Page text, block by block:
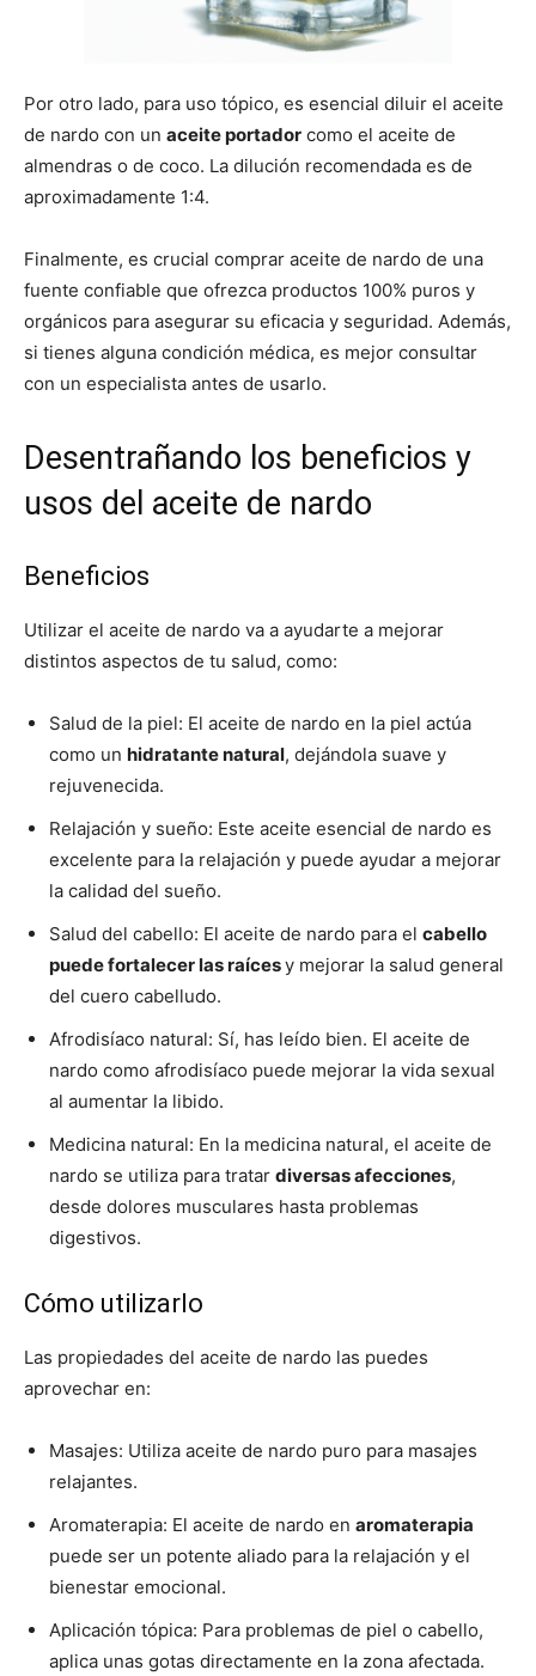
Por otro lado, para uso tópico, es esencial diluir el aceite
de nardo con un aceite portador como el aceite de
almendras o de coco. La dilución recomendada es de
aproximadamente 1:4.
Finalmente, es crucial comprar aceite de nardo de una
fuente confiable que ofrezca productos 100% puros y
orgánicos para asegurar su eficacia y seguridad. Además,
si tienes alguna condición médica, es mejor consultar
con un especialista antes de usarlo.
Desentrañando los beneficios y
usos del aceite de nardo
Beneficios
Utilizar el aceite de nardo va a ayudarte a mejorar
distintos aspectos de tu salud, como:
Salud de la piel: El aceite de nardo en la piel actúa
como un hidratante natural, dejándola suave y
rejuvenecida.
Relajación y sueño: Este aceite esencial de nardo es
excelente para la relajación y puede ayudar a mejorar
la calidad del sueño.
Salud del cabello: El aceite de nardo para el cabello
puede fortalecer las raícesy mejorar la salud general
del cuero cabelludo.
Afrodisíaco natural: Sí, has leído bien. El aceite de
nardo como afrodisíaco puede mejorar la vida sexual
al aumentar la libido.
Medicina natural: En la medicina natural, el aceite de
nardo se utiliza para tratar diversas afecciones,
desde dolores musculares hasta problemas
digestivos.
Cómo utilizarlo
Las propiedades del aceite de nardo las puedes
aprovechar en:
Masajes: Utiliza aceite de nardo puro para masajes
relajantes.
Aromaterapia: El aceite de nardo en aromaterapia
puede ser un potente aliado para la relajación y el
bienestar emocional.
Aplicación tópica: Para problemas de piel o cabello,
aplica unas gotas directamente en la zona afectada.